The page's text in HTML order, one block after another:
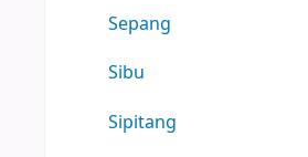
Sepang
Sibu
Sipitang